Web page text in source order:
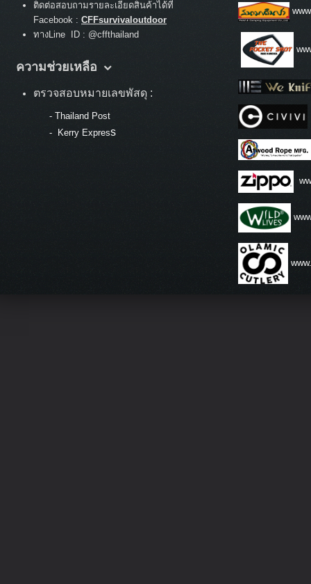
ติดต่อสอบถามรายละเอียดสินค้าได้ที่
Facebook : CFFsurvivaloutdoor
ทางLine ID : @cffthailand
ความช่วยเหลือ
ตรวจสอบหมายเลขพัสดุ :
- Thailand Post
-
Kerry Express